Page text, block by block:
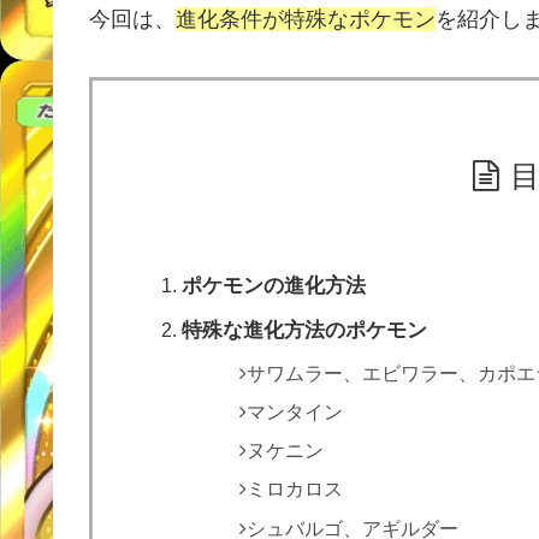
今回は、 進化条件が特殊なポケモンを紹介し
ポケモンの進化方法
特殊な進化方法のポケモン
サワムラー、エビワラー、カポエ
マンタイン
ヌケニン
ミロカロス
シュバルゴ、アギルダー